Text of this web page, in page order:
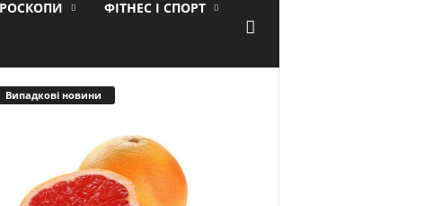
ФІТНЕС І СПОРТ
Випадкові новини